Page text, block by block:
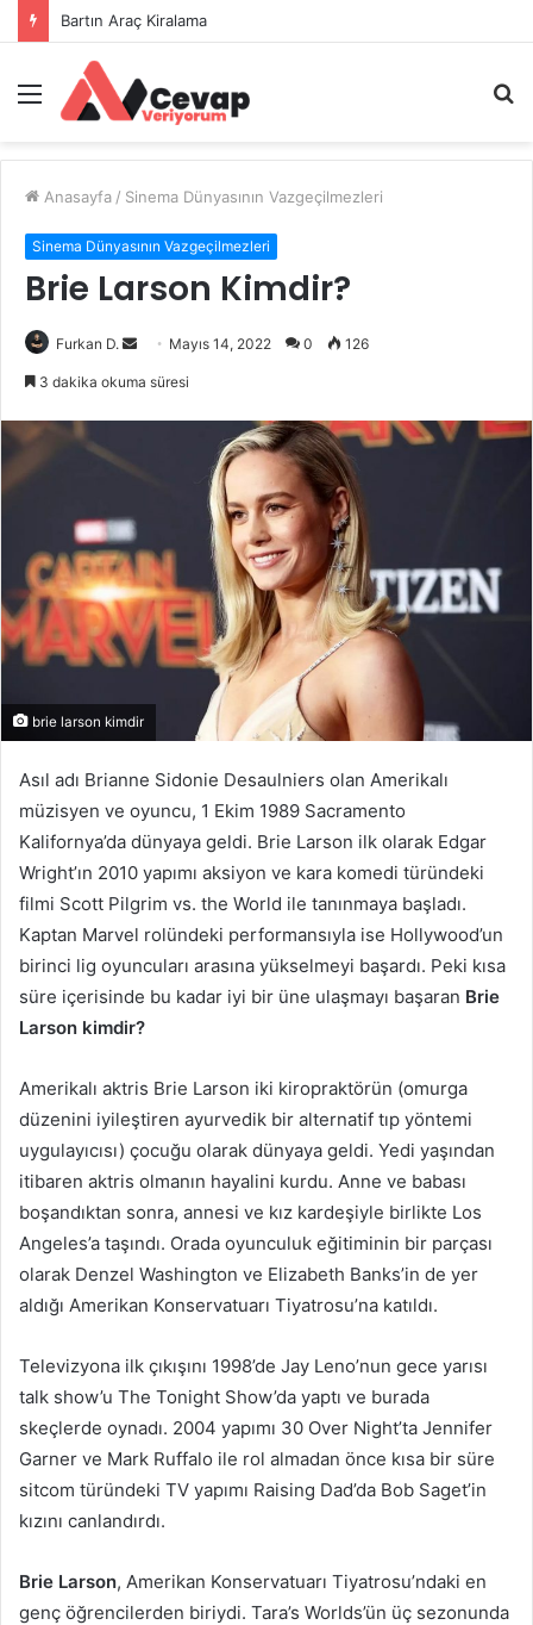
Bartın Araç Kiralama
Menü
...
Anasayfa / Sinema Dünyasının Vazgeçilmezleri
Sinema Dünyasının Vazgeçilmezleri
Brie Larson Kimdir?
Furkan D.
Bir
Mayıs 14, 2022 0 126
3 dakika okuma süresi
brie larson kimdir
Asıl adı Brianne Sidonie Desaulniers olan Amerikalı
müzisyen ve oyuncu, 1 Ekim 1989 Sacramento
Kalifornya’da dünyaya geldi. Brie Larson ilk olarak Edgar
Wright’ın 2010 yapımı aksiyon ve kara komedi türündeki
filmi Scott Pilgrim vs. the World ile tanınmaya başladı.
Kaptan Marvel rolündeki performansıyla ise Hollywood’un
birinci lig oyuncuları arasına yükselmeyi başardı. Peki kısa
süre içerisinde bu kadar iyi bir üne ulaşmayı başaran Brie
Larson kimdir?
Amerikalı aktris Brie Larson iki kiropraktörün (omurga
düzenini iyileştiren ayurvedik bir alternatif tıp yöntemi
uygulayıcısı) çocuğu olarak dünyaya geldi. Yedi yaşından
itibaren aktris olmanın hayalini kurdu. Anne ve babası
boşandıktan sonra, annesi ve kız kardeşiyle birlikte Los
Angeles’a taşındı. Orada oyunculuk eğitiminin bir parçası
olarak Denzel Washington ve Elizabeth Banks’in de yer
aldığı Amerikan Konservatuarı Tiyatrosu’na katıldı.
Televizyona ilk çıkışını 1998’de Jay Leno’nun gece yarısı
talk show’u The Tonight Show’da yaptı ve burada
skeçlerde oynadı. 2004 yapımı 30 Over Night’ta Jennifer
Garner ve Mark Ruffalo ile rol almadan önce kısa bir süre
sitcom türündeki TV yapımı Raising Dad’da Bob Saget’in
kızını canlandırdı.
Brie Larson, Amerikan Konservatuarı Tiyatrosu’ndaki en
genç öğrencilerden biriydi. Tara’s Worlds’ün üç sezonunda